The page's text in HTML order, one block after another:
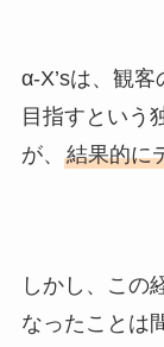
α-X’sは、観
目指すという
が、 結果的に
しかし、この
なったことは